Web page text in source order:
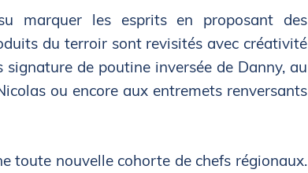
marquer les esprits en proposant des
du terroir sont revisités avec créativité
de poutine inversée de Danny, au
ou encore aux entremets renversants
toute nouvelle cohorte de chefs régionaux.